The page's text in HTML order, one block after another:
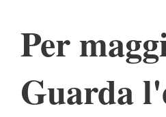
Per
Guarda